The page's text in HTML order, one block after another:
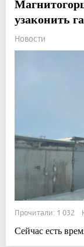
узаконить
Новости
Прочитали: 1 032
Сейчас есть